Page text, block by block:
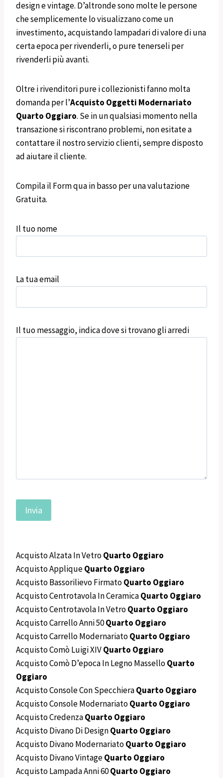
design e vintage. D’altronde sono molte le persone
che semplicemente lo visualizzano come un
investimento, acquistando lampadari di valore di una
certa epoca per rivenderli, o pure tenerseli per
rivenderli più avanti.
Oltre i rivenditori pure i collezionisti fanno molta
domanda per l’Acquisto Oggetti Modernariato
Quarto Oggiaro. Se in un qualsiasi momento nella
transazione si riscontrano problemi, non esitate a
contattare il nostro servizio clienti, sempre disposto
ad aiutare il cliente.
Compila il Form qua in basso per una valutazione
Gratuita.
Il tuo nome
La tua email
Il tuo messaggio, indica dove si trovano gli arredi
Acquisto Alzata In VetroQuarto Oggiaro
Acquisto AppliqueQuarto Oggiaro
Acquisto Bassorilievo FirmatoQuarto Oggiaro
Acquisto Centrotavola In CeramicaQuarto Oggiaro
Acquisto Centrotavola In VetroQuarto Oggiaro
Acquisto Carrello Anni 50Quarto Oggiaro
Acquisto Carrello ModernariatoQuarto Oggiaro
Acquisto Comò Luigi XIVQuarto Oggiaro
Acquisto Comò D’epoca In Legno MasselloQuarto
Oggiaro
Acquisto Console Con SpecchieraQuarto Oggiaro
Acquisto Console ModernariatoQuarto Oggiaro
Acquisto CredenzaQuarto Oggiaro
Acquisto Divano Di DesignQuarto Oggiaro
Acquisto Divano ModernariatoQuarto Oggiaro
Acquisto Divano VintageQuarto Oggiaro
Acquisto Lampada Anni 60Quarto Oggiaro